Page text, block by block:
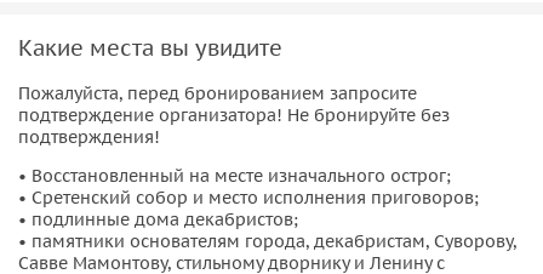
«тюменской Ялты». На месте вы сможете исследовать
исполнения приговоров. Вас ждут подлинные дома
декабристов и музеи, посвящённые их судьбе, а также
На улицах города вы увидите памятники героям и
символам разных эпох: Суворову, Савве Мамонтову,
основателям города, стильному дворнику и даже Ленину с
Какие места вы увидите
Пожалуйста, перед бронированием запросите
подтверждение организатора! Не бронируйте без
подтверждения!
• Восстановленный на месте изначального острог;
• Сретенский собор и место исполнения приговоров;
• подлинные дома декабристов;
• памятники основателям города, декабристам, Суворову,
Савве Мамонтову, стильному дворнику и Ленину с